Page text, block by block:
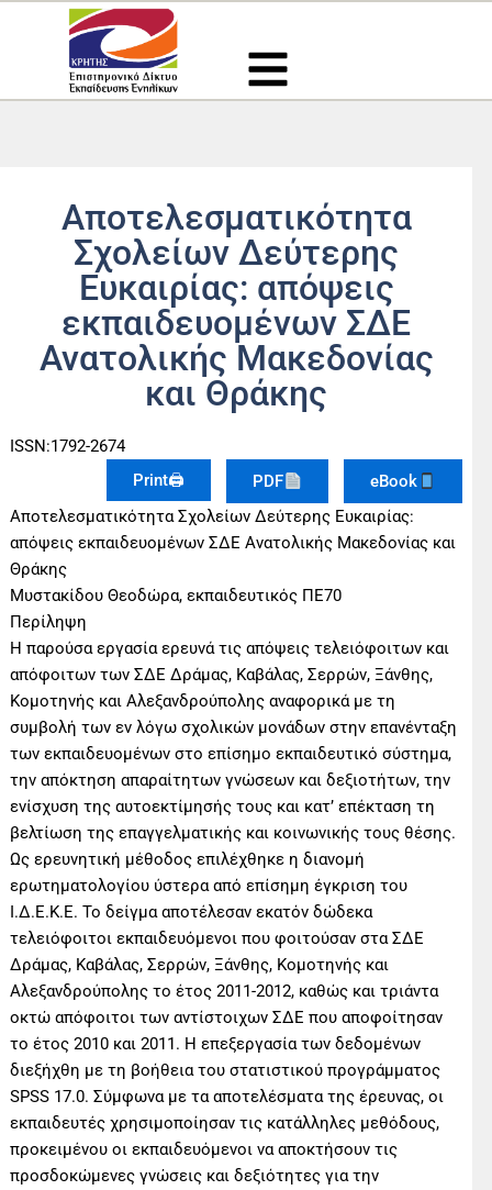
Μετάβαση
περιεχόμενο
Αποτελεσματικότητα
Σχολείων Δεύτερης
Ευκαιρίας: απόψεις
εκπαιδευομένων ΣΔΕ
Ανατολικής Μακεδονίας
και Θράκης
ISSN:1792-2674
Print🖨
PDF
eBook
Αποτελεσματικότητα Σχολείων Δεύτερης Ευκαιρίας:
απόψεις εκπαιδευομένων ΣΔΕ Ανατολικής Μακεδονίας και
Θράκης
Μυστακίδου Θεοδώρα, εκπαιδευτικός ΠΕ70
Περίληψη
Η παρούσα εργασία ερευνά τις απόψεις τελειόφοιτων και
απόφοιτων των ΣΔΕ Δράμας, Καβάλας, Σερρών, Ξάνθης,
Κομοτηνής και Αλεξανδρούπολης αναφορικά με τη
συμβολή των εν λόγω σχολικών μονάδων στην επανένταξη
των εκπαιδευομένων στο επίσημο εκπαιδευτικό σύστημα,
την απόκτηση απαραίτητων γνώσεων και δεξιοτήτων, την
ενίσχυση της αυτοεκτίμησής τους και κατ’ επέκταση τη
βελτίωση της επαγγελματικής και κοινωνικής τους θέσης.
Ως ερευνητική μέθοδος επιλέχθηκε η διανομή
ερωτηματολογίου ύστερα από επίσημη έγκριση του
Ι.Δ.Ε.Κ.Ε. Το δείγμα αποτέλεσαν εκατόν δώδεκα
τελειόφοιτοι εκπαιδευόμενοι που φοιτούσαν στα ΣΔΕ
Δράμας, Καβάλας, Σερρών, Ξάνθης, Κομοτηνής και
Αλεξανδρούπολης το έτος 2011-2012, καθώς και τριάντα
οκτώ απόφοιτοι των αντίστοιχων ΣΔΕ που αποφοίτησαν
το έτος 2010 και 2011. Η επεξεργασία των δεδομένων
διεξήχθη με τη βοήθεια του στατιστικού προγράμματος
SPSS 17.0. Σύμφωνα με τα αποτελέσματα της έρευνας, οι
εκπαιδευτές χρησιμοποίησαν τις κατάλληλες μεθόδους,
προκειμένου οι εκπαιδευόμενοι να αποκτήσουν τις
προσδοκώμενες γνώσεις και δεξιότητες για την